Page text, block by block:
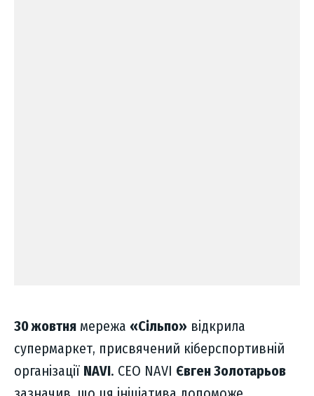
30 жовтня мережа «Сільпо» відкрила
супермаркет, присвячений кіберспортивній
організації NAVI. СЕО NAVI Євген Золотарьов